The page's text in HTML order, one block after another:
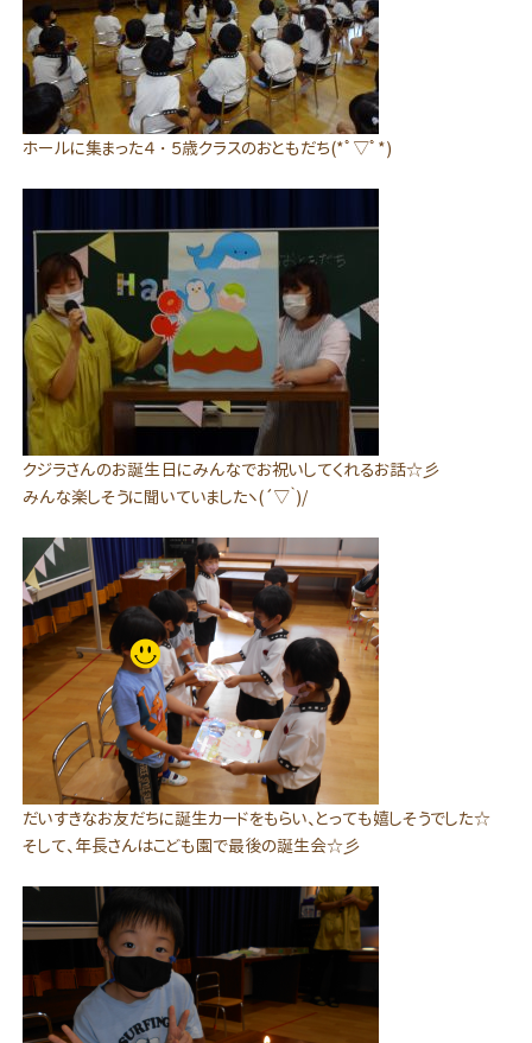
ホールに集まった４・５歳クラスのおともだち(*ﾟ▽ﾟ*)
クジラさんのお誕生日にみんなでお祝いしてくれるお話☆彡
みんな楽しそうに聞いていましたヽ(´▽｀)/
だいすきなお友だちに誕生カードをもらい、とっても嬉しそうでした☆
そして、年長さんはこども園で最後の誕生会☆彡